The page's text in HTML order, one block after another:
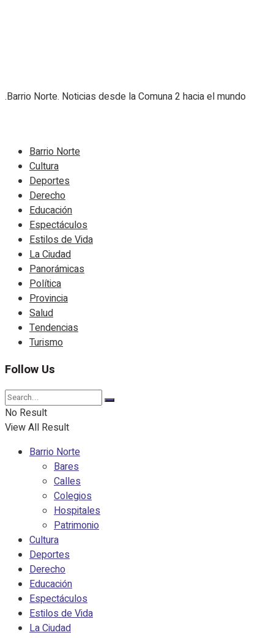
.Barrio Norte. Noticias desde la Comuna 2 hacia el mundo
Barrio Norte
Cultura
Deportes
Derecho
Educación
Espectáculos
Estilos de Vida
La Ciudad
Panorámicas
Política
Provincia
Salud
Tendencias
Turismo
Follow Us
No Result
View All Result
Barrio Norte
Bares
Calles
Colegios
Hospitales
Patrimonio
Cultura
Deportes
Derecho
Educación
Espectáculos
Estilos de Vida
La Ciudad